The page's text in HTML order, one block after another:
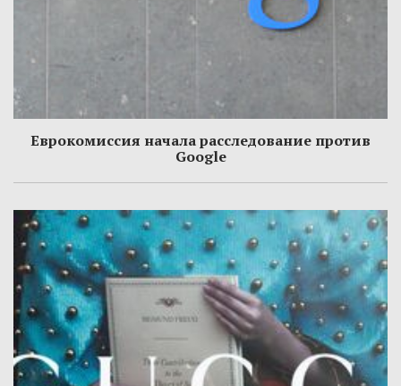
Еврокомиссия начала расследование против
Google